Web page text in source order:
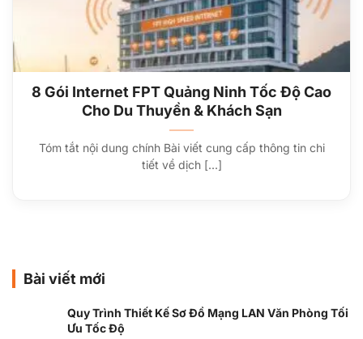
8 Gói Internet FPT Quảng Ninh Tốc Độ Cao
Cho Du Thuyền & Khách Sạn
Tóm tắt nội dung chính Bài viết cung cấp thông tin chi
tiết về dịch [...]
Bài viết mới
Quy Trình Thiết Kế Sơ Đồ Mạng LAN Văn Phòng Tối
Ưu Tốc Độ